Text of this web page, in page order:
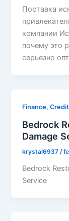
Поставка
компании
почему это
серьезно
Finance, Credit
Bedrock
Damage
krystal6937 /
Bedrock
Service